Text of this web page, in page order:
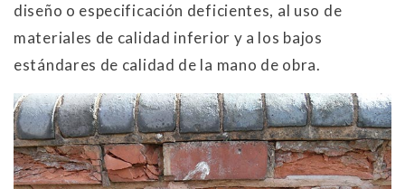
diseño o especificación deficientes, al uso de
materiales de calidad inferior y a los bajos
estándares de calidad de la mano de obra.